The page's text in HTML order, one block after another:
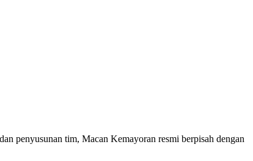
penyusunan tim, Macan Kemayoran resmi berpisah dengan